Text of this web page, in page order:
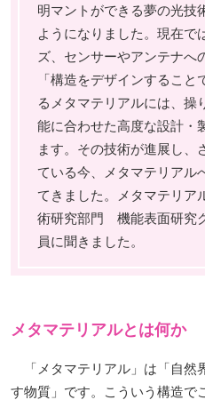
明マントができる夢の光技
ようになりました。現在で
ズ、センサーやアンテナへ
「構造をデザインするこ
るメタマテリアルには、操
能に合わせた高度な設計・
ます。その技術が進展し、
ている今、メタマテリアル
てきました。メタマテリア
術研究部門 機能表面研究
員に聞きました。
メタマテリアルとは何か
「メタマテリアル」は「自然
す物質」です。こういう構造で